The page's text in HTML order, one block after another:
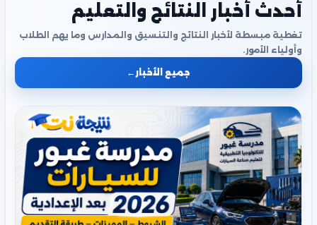
أحدث أخبار النتائج والتعليم
تغطية مبسطة لأخبار النتائج والتنسيق والمدارس وما يهم الطلاب
وأولياء الأمور.
جميع الأخبار ←